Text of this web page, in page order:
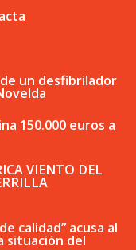
un desfibrilador
150.000 euros a
VIENTO DEL
calidad” acusa al
situación del